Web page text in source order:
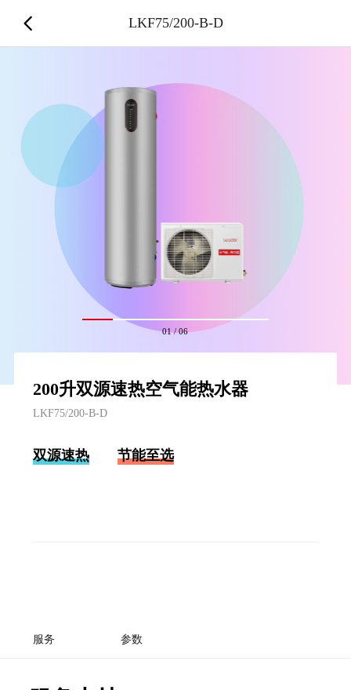
01/06
200升双源速热空气能热水器
LKF75/200-B-D
双源速热 节能至选
服务 参数
LKF75/200-B-D